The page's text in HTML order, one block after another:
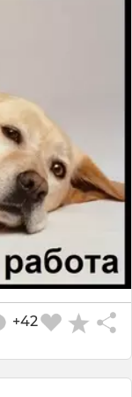
+42